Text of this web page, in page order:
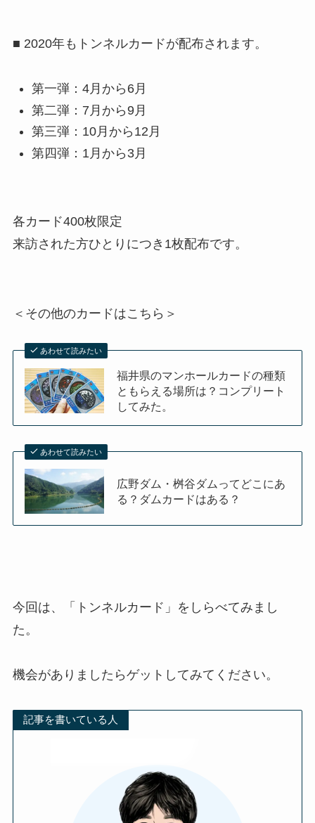
■ 2020年もトンネルカードが配布されます。
第一弾：4月から6月
第二弾：7月から9月
第三弾：10月から12月
第四弾：1月から3月
各カード400枚限定
来訪された方ひとりにつき1枚配布です。
＜その他のカードはこちら＞
あわせて読みたい
福井県のマンホールカードの種類
ともらえる場所は？コンプリート
してみた。
あわせて読みたい
広野ダム・桝谷ダムってどこにあ
る？ダムカードはある？
今回は、「トンネルカード」をしらべてみまし
た。
機会がありましたらゲットしてみてください。
記事を書いている人